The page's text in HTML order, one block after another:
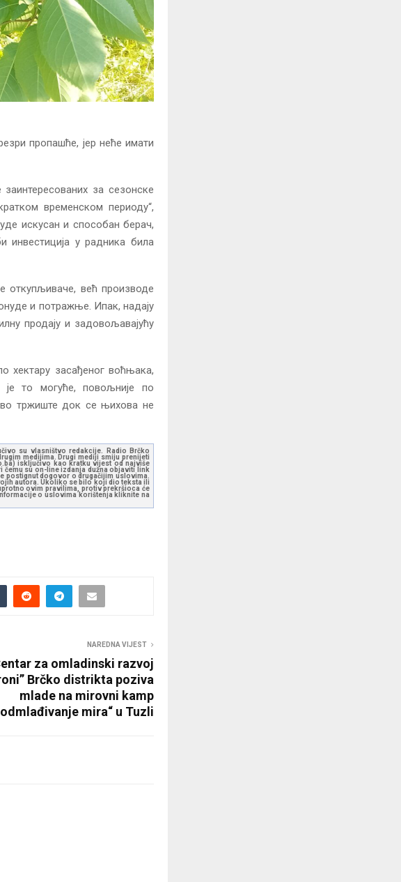
пропашће, јер неће имати
за сезонске
временском периоду“,
искусан и способан берач,
у радника била
откупљиваче, већ производе
и потражње. Ипак, надају
продају и задовољавајућу
хектару засађеног воћњака,
то могуће, повољније по
тржиште док се њихова не
su vlasništvo redakcije. Radio Brčko
medijima. Drugi mediji smiju prenijeti
isključivo kao kratku vijest od najviše
su on-line izdanja dužna objaviti link
postignut dogovor o drugačijim uslovima.
autora. Ukoliko se bilo koji dio teksta ili
ovim pravilima, protiv prekršioca će
o uslovima korištenja kliknite na
NAREDNA VIJEST
za omladinski razvoj
Brčko distrikta poziva
mlade na mirovni kamp
mira“ u Tuzli